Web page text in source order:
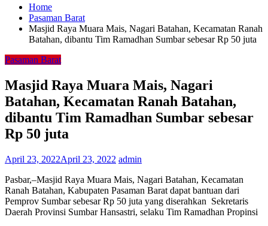
Home
Pasaman Barat
Masjid Raya Muara Mais, Nagari Batahan, Kecamatan Ranah
Batahan, dibantu Tim Ramadhan Sumbar sebesar Rp 50 juta
Pasaman Barat
Masjid Raya Muara Mais, Nagari
Batahan, Kecamatan Ranah Batahan,
dibantu Tim Ramadhan Sumbar sebesar
Rp 50 juta
April 23, 2022April 23, 2022 admin
Pasbar,–Masjid Raya Muara Mais, Nagari Batahan, Kecamatan
Ranah Batahan, Kabupaten Pasaman Barat dapat bantuan dari
Pemprov Sumbar sebesar Rp 50 juta yang diserahkan Sekretaris
Daerah Provinsi Sumbar Hansastri, selaku Tim Ramadhan Propinsi